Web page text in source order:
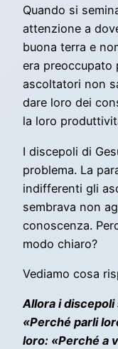
Quando si
attenzione a
buona terra e
era preoccupato
ascoltatori non
dare loro dei
la loro
I discepoli di
problema. La
indifferenti gli
sembrava non
conoscenza.
modo chiaro?
Vediamo cosa
Allora i
«Perché parli
loro: «Perché a